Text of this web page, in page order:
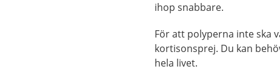
ihop snabbare.
För att polyperna inte ska
kortisonsprej. Du kan
hela livet.